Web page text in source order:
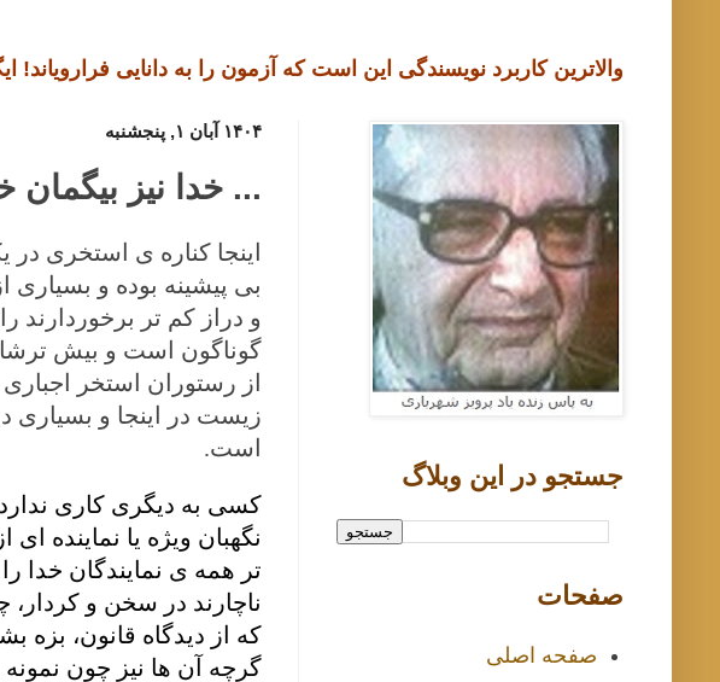
والاترین کاربرد نویسندگی این است که آزمون را به دانایی فرارویاند!
۱۴۰۴ آبان ۱, پنجشنبه
... خدا نیز
اینجا کناره ی استخری
بی پیشینه بوده و بسیاری
و دراز کم تر
گوناگون است و بیش
از رستوران استخر
زیست در اینجا و بسیاری
است.
کسی به دیگری کاری
نگهبان ویژه یا نماینده
تر همه ی نمایندگان خدا
ناچارند در سخن و
که از دیدگاه قانون، بزه
گرچه آن ها نیز چون نمونه
جستجو در اين وبلاگ
صفحات
صفحه اصلی